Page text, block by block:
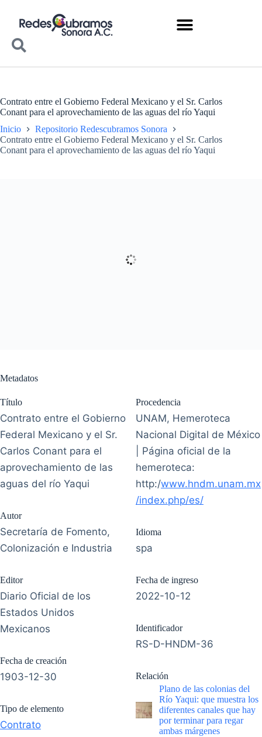
Contrato entre el Gobierno Federal Mexicano y el Sr. Carlos
Conant para el aprovechamiento de las aguas del río Yaqui
Inicio
Repositorio Redescubramos Sonora
Contrato entre el Gobierno Federal Mexicano y el Sr. Carlos
Conant para el aprovechamiento de las aguas del río Yaqui
Metadatos
Título
Contrato entre el Gobierno
Federal Mexicano y el Sr.
Carlos Conant para el
aprovechamiento de las
aguas del río Yaqui
Autor
Secretaría de Fomento,
Colonización e Industria
Editor
Diario Oficial de los
Estados Unidos
Mexicanos
Fecha de creación
1903-12-30
Tipo de elemento
Contrato
Procedencia
UNAM, Hemeroteca
Nacional Digital de México
hemeroteca:
http:/www.hndm.unam.mx
/index.php/es/
Idioma
spa
Fecha de ingreso
2022-10-12
Identificador
RS-D-HNDM-36
Relación
Plano de las colonias del
Río Yaqui: que muestra los
diferentes canales que hay
por terminar para regar
ambas márgenes